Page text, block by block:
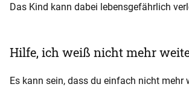
Das Kind kann dabei lebensgefährlich
Hilfe, ich weiß nicht mehr
Es kann sein, dass du einfach nicht mehr